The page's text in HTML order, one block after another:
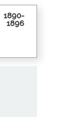
1890-
1896